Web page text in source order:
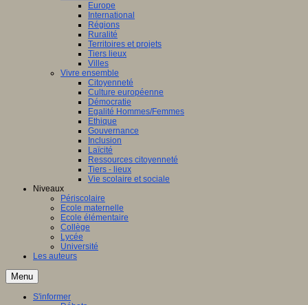
Europe
International
Régions
Ruralité
Territoires et projets
Tiers lieux
Villes
Vivre ensemble
Citoyenneté
Culture européenne
Démocratie
Egalité Hommes/Femmes
Ethique
Gouvernance
Inclusion
Laïcité
Ressources citoyenneté
Tiers - lieux
Vie scolaire et sociale
Niveaux
Périscolaire
Ecole maternelle
Ecole élémentaire
Collège
Lycée
Université
Les auteurs
Menu
S'informer